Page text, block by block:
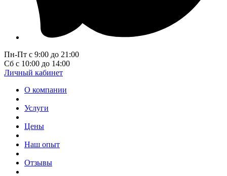
Пн-Пт с 9:00 до 21:00
Сб с 10:00 до 14:00
Личный кабинет
О компании
Услуги
Цены
Наш опыт
Отзывы